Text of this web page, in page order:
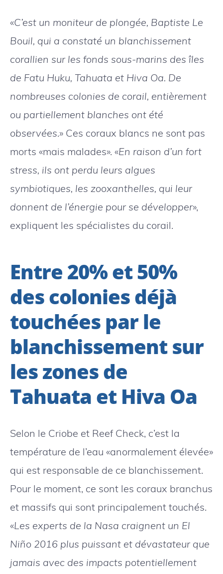
«C’est un moniteur de plongée, Baptiste Le
Bouil, qui a constaté un blanchissement
corallien sur les fonds sous-marins des îles
de Fatu Huku, Tahuata et Hiva Oa. De
nombreuses colonies de corail, entièrement
ou partiellement blanches ont été
observées.» Ces coraux blancs ne sont pas
morts «mais malades». «En raison d’un fort
stress, ils ont perdu leurs algues
symbiotiques, les zooxanthelles, qui leur
donnent de l’énergie pour se développer»,
expliquent les spécialistes du corail.
Entre 20% et 50%
des colonies déjà
touchées par le
blanchissement sur
les zones de
Tahuata et Hiva Oa
Selon le Criobe et Reef Check, c’est la
température de l’eau «anormalement élevée»
qui est responsable de ce blanchissement.
Pour le moment, ce sont les coraux branchus
et massifs qui sont principalement touchés.
«Les experts de la Nasa craignent un El
Niño 2016 plus puissant et dévastateur que
jamais avec des impacts potentiellement